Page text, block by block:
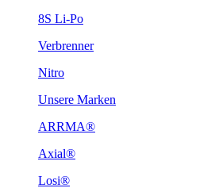
8S Li-Po
Verbrenner
Nitro
Unsere Marken
ARRMA®
Axial®
Losi®